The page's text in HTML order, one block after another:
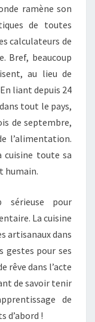
ramène son
de toutes
calculateurs de
Bref, beaucoup
au lieu de
liant depuis 24
tout le pays,
de septembre,
l’alimentation.
cuisine toute sa
humain.
pour
La cuisine
artisanaux dans
gestes pour ses
rêve dans l’acte
de savoir tenir
de
d’abord !